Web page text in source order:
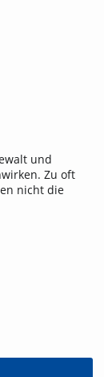
und
Zu oft
nicht die